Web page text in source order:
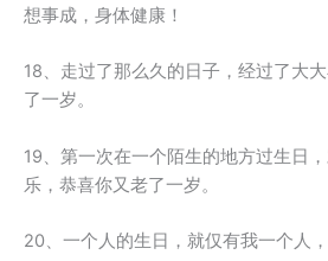
想事成，身体健康！
18、走过了那么久的日子，经过了大
了一岁。
19、第一次在一个陌生的地方过生日
乐，恭喜你又老了一岁。
20、一个人的生日，就仅有我一个人